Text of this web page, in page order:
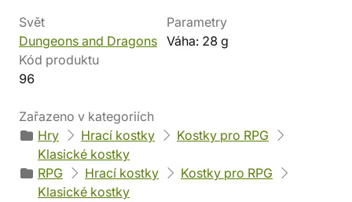
Svět
Dungeons and Dragons
Parametry
Váha: 28 g
Kód produktu
96
Zařazeno v kategoriích
Hry
Hrací kostky
Kostky pro RPG
Klasické kostky
RPG
Hrací kostky
Kostky pro RPG
Klasické kostky